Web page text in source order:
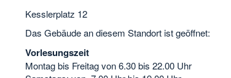
Kesslerplatz 12
Das Gebäude an diesem Standort ist geöffnet:
Vorlesungszeit
Montag bis Freitag von 6.30 bis 22.00 Uhr